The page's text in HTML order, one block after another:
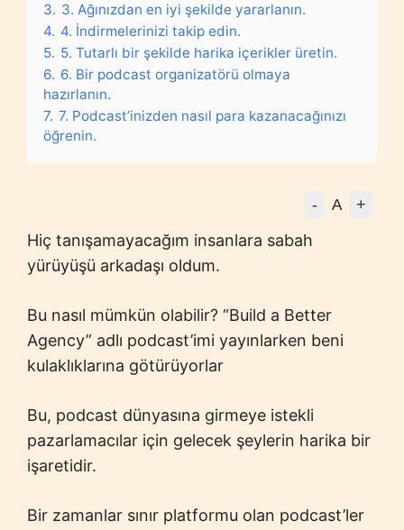
3. 3. Ağınızdan en iyi şekilde yararlanın.
4. 4. İndirmelerinizi takip edin.
5. 5. Tutarlı bir şekilde harika içerikler üretin.
6. 6. Bir podcast organizatörü olmaya
hazırlanın.
7. 7. Podcast’inizden nasıl para kazanacağınızı
öğrenin.
- A +
Hiç tanışamayacağım insanlara sabah
yürüyüşü arkadaşı oldum.
Bu nasıl mümkün olabilir? “Build a Better
Agency” adlı podcast’imi yayınlarken beni
kulaklıklarına götürüyorlar
Bu, podcast dünyasına girmeye istekli
pazarlamacılar için gelecek şeylerin harika bir
işaretidir.
Bir zamanlar sınır platformu olan podcast’ler